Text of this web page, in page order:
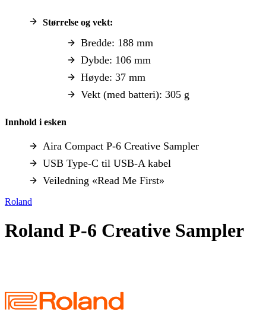
Størrelse og vekt:
Bredde: 188 mm
Dybde: 106 mm
Høyde: 37 mm
Vekt (med batteri): 305 g
Innhold i esken
Aira Compact P-6 Creative Sampler
USB Type-C til USB-A kabel
Veiledning «Read Me First»
Roland
Roland P-6 Creative Sampler